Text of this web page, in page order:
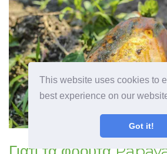
This website uses cookies to
best experience on our
Got it!